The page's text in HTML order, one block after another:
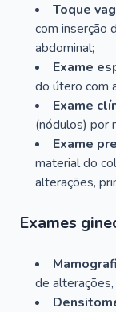
Toque
com inserção
abdominal;
Exame
do útero com
Exame
(nódulos) por
Exame
material do
alterações,
Exames
de